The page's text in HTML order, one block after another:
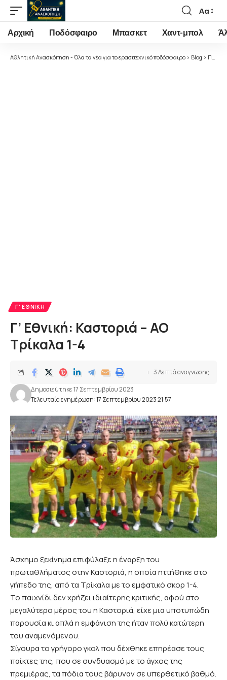
Font
Resizer
Αα
Αρχική Ποδόσφαιρο Μπασκετ Χαντ-μπολ
Αθλητική Ανασκόπηση - Όλα τα νέα για το ερασιτεχνικό ποδόσφαιρο > Blog > Ποδόσφαιρο
Γ' ΕΘΝΙΚΉ
Γ’ Εθνική: Καστοριά – ΑΟ
Τρίκαλα 1-4
Τελευταία ενημέρωση: 17 Σεπτεμβρίου 2023 21:57
Δημοσιεύτηκε 17 Σεπτεμβρίου 2023
3 Λεπτά αναγνωσης
Άσχημο ξεκίνημα επιφύλαξε η έναρξη του
πρωταθλήματος στην Καστοριά, η οποία ηττήθηκε στο
γήπεδο της, από τα Τρίκαλα με το εμφατικό σκορ 1-4.
Το παιχνίδι δεν χρήζει ιδιαίτερης κριτικής, αφού στο
μεγαλύτερο μέρος του η Καστοριά, είχε μια υποτυπώδη
παρουσία κι απλά η εμφάνιση της ήταν πολύ κατώτερη
του αναμενόμενου.
Σίγουρα το γρήγορο γκολ που δέχθηκε επηρέασε τους
παίκτες της, που σε συνδυασμό με το άγχος της
πρεμιέρας, τα πόδια τους βάρυναν σε υπερθετικό βαθμό.